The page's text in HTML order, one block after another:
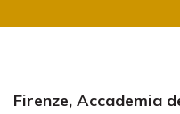
Firenze, Accademia